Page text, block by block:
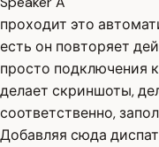
проходит это
есть он повторяет
просто подключения
делает скриншоты,
соответственно,
Добавляя сюда